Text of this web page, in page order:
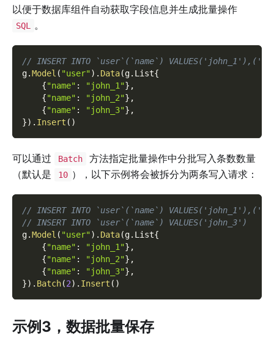
以便于数据库组件自动获取字段信息并生成批量操作
SQL 。
// INSERT INTO `user`(`name`)
g.Model ( "user") . Data(g. List{
{"name" : "john_1"} ,
{"name" : "john_2"} ,
{"name" : "john_3"} ,
}) . Insert ( )
可以通过 Batch
方法指定批量操作中分批写入条数数量
（默认是
10 ），以下示例将会被拆分为两条写入请求：
// INSERT INTO `user`(`name`)
// INSERT INTO `user`(`name`) VALUES('john_3')
g.Model ( "user") . Data(g. List{
{"name" : "john_1"} ,
{"name" : "john_2"} ,
{"name" : "john_3"} ,
}) . Batch(2) . Insert ( )
示例3，数据批量保存